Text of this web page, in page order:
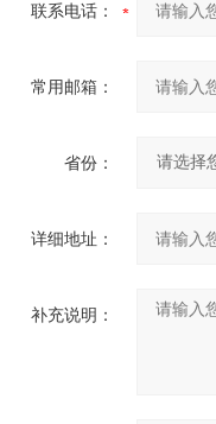
联系电话：
常用邮箱：
省份：
详细地址：
补充说明：